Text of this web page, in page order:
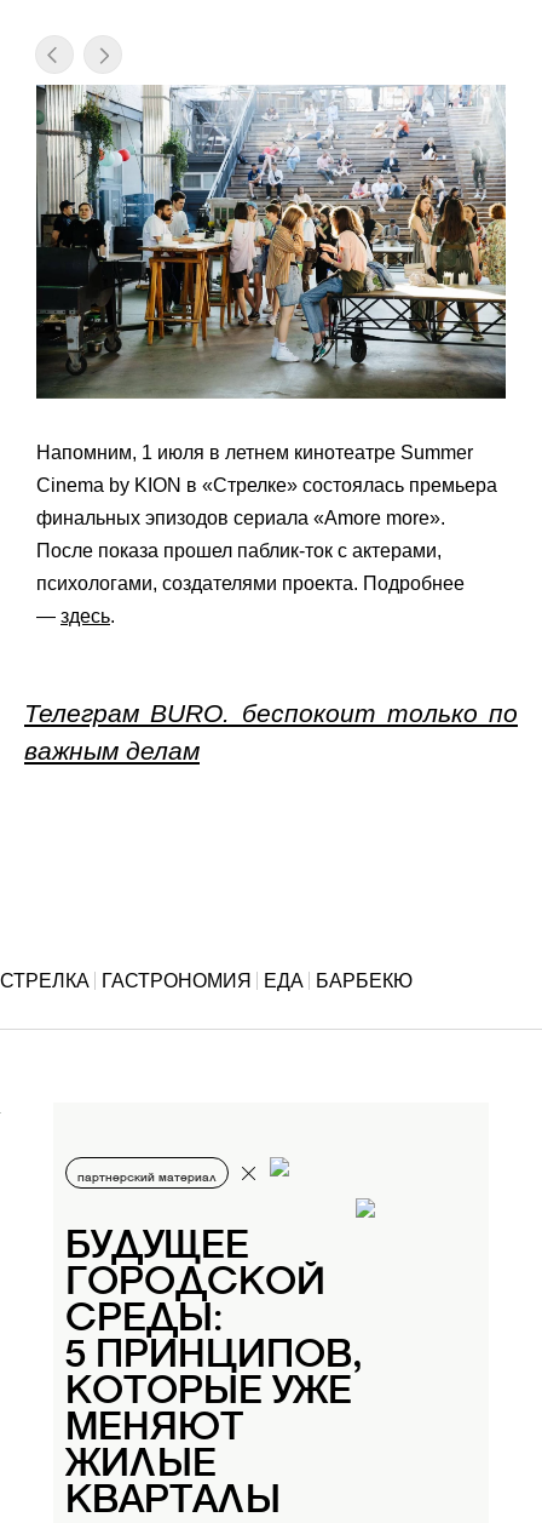
Напомним, 1 июля в летнем кинотеатре Summer
Cinema by KION в «Стрелке» состоялась премьера
финальных эпизодов сериала «Amore more».
После показа прошел паблик-ток с актерами,
психологами, создателями проекта. Подробнее
— здесь.
Телеграм BURO. беспокоит только по
важным делам
СТРЕЛКА ГАСТРОНОМИЯ ЕДА БАРБЕКЮ
партнерский материал
БУДУЩЕЕ
ГОРОДСКОЙ
СРЕДЫ:
5 ПРИНЦИПОВ,
КОТОРЫЕ УЖЕ
МЕНЯЮТ
ЖИЛЫЕ
КВАРТАЛЫ